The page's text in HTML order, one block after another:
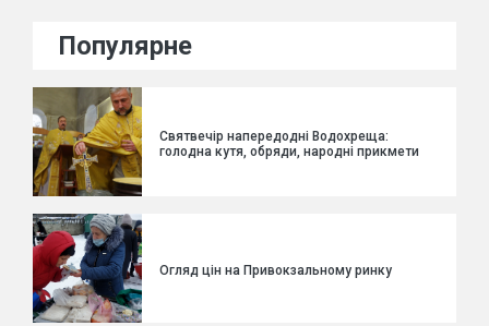
Популярне
Святвечір напередодні Водохреща:
голодна кутя, обряди, народні прикмети
Огляд цін на Привокзальному ринку